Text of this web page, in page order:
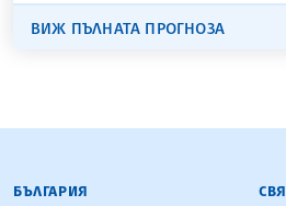
ВИЖ ПЪЛНАТА ПРОГНОЗА
БЪЛГАРСКА
БЪЛГАРИЯ